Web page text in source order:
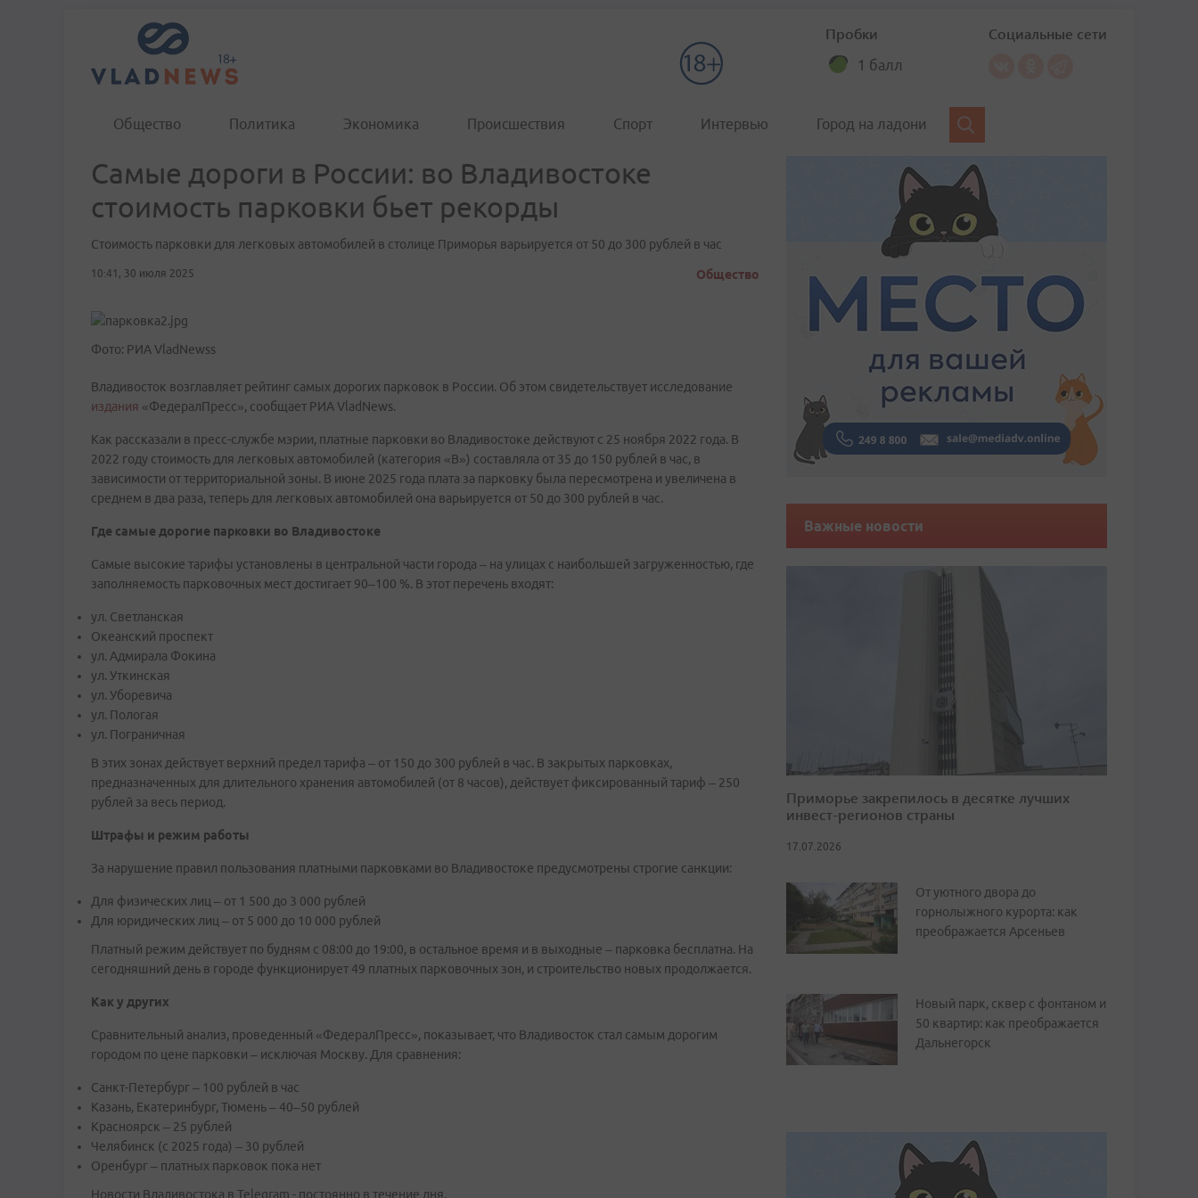
Пробки
1 балл
Социальные сети
Общество Политика Экономика Происшествия Спорт Интервью Город на ладони
Самые дороги в России: во Владивостоке
стоимость парковки бьет рекорды
Стоимость парковки для легковых автомобилей в столице Приморья варьируется от 50 до 300 рублей в час
10:41, 30 июля 2025 Общество
Фото: РИА VladNewss
Владивосток возглавляет рейтинг самых дорогих парковок в России. Об этом свидетельствует исследование
издания «ФедералПресс», сообщает РИА VladNews.
Как рассказали в пресс-службе мэрии, платные парковки во Владивостоке действуют с 25 ноября 2022 года. В
2022 году стоимость для легковых автомобилей (категория «В») составляла от 35 до 150 рублей в час, в
зависимости от территориальной зоны. В июне 2025 года плата за парковку была пересмотрена и увеличена в
среднем в два раза, теперь для легковых автомобилей она варьируется от 50 до 300 рублей в час.
Где самые дорогие парковки во Владивостоке
Самые высокие тарифы установлены в центральной части города – на улицах с наибольшей загруженностью, где
заполняемость парковочных мест достигает 90–100 %. В этот перечень входят:
ул. Светланская
Океанский проспект
ул. Адмирала Фокина
ул. Уткинская
ул. Уборевича
ул. Пологая
ул. Пограничная
В этих зонах действует верхний предел тарифа – от 150 до 300 рублей в час. В закрытых парковках,
предназначенных для длительного хранения автомобилей (от 8 часов), действует фиксированный тариф – 250
рублей за весь период.
Штрафы и режим работы
За нарушение правил пользования платными парковками во Владивостоке предусмотрены строгие санкции:
Для физических лиц – от 1 500 до 3 000 рублей
Для юридических лиц – от 5 000 до 10 000 рублей
Платный режим действует по будням с 08:00 до 19:00, в остальное время и в выходные – парковка бесплатна. На
сегодняшний день в городе функционирует 49 платных парковочных зон, и строительство новых продолжается.
Как у других
Сравнительный анализ, проведенный «ФедералПресс», показывает, что Владивосток стал самым дорогим
городом по цене парковки – исключая Москву. Для сравнения:
Санкт-Петербург – 100 рублей в час
Казань, Екатеринбург, Тюмень – 40–50 рублей
Красноярск – 25 рублей
Челябинск (с 2025 года) – 30 рублей
Оренбург – платных парковок пока нет
Новости Владивостока в Telegram - постоянно в течение дня.
Важные новости
Приморье закрепилось в десятке лучших
инвест-регионов страны
17.07.2026
От уютного двора до
горнолыжного курорта: как
преображается Арсеньев
Новый парк, сквер с фонтаном и
50 квартир: как преображается
Дальнегорск